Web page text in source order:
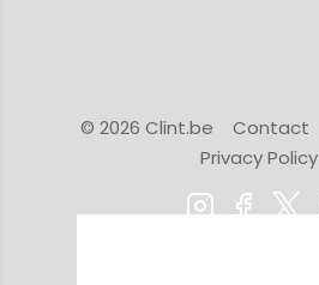
© 2026 Clint.be Contact
Privacy Policy